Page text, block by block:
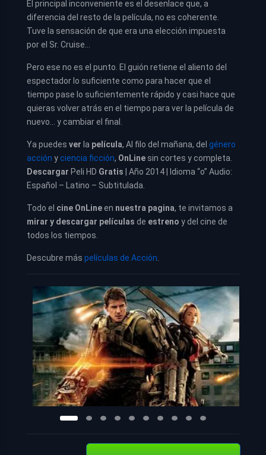
El principal inconveniente es el desenlace que, a
diferencia del resto de la película, no es coherente.
Tuve la sensación de que era una elección impuesta
por el Sr. Cruise…
Pero ese no es el punto. El guión retiene el aliento del
espectador lo suficiente como para hacer que el
tiempo pase lo suficientemente rápido y casi hace que
quieras volver atrás en el tiempo para ver la película de
nuevo… y cambiar el final.
Ya puedes ver la película, Al filo del mañana, del género
acción yciencia ficción, OnLine sin cortes y completa.
Descargar Peli HD Gratis | Año 2014 | Idioma “o” Audio:
Español – Latino – Subtitulada.
Todo el cine OnLineen nuestra pagina, te invitamos a
mirar y descargar películas de estreno y del cine de
todos los tiempos.
Descubre más películas de Acción